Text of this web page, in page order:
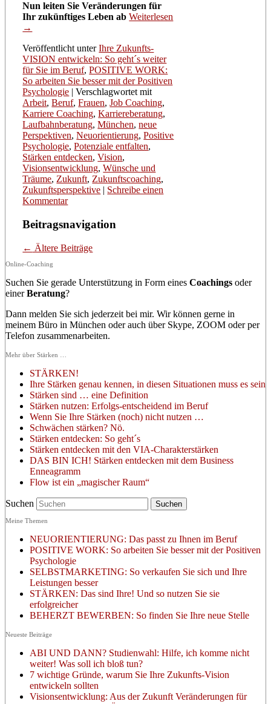
Nun leiten Sie Veränderungen für
Ihr zukünftiges Leben ab Weiterlesen
→
Veröffentlicht unter Ihre Zukunfts-
VISION entwickeln: So geht´s weiter
für Sie im Beruf,POSITIVE WORK:
So arbeiten Sie besser mit der Positiven
Psychologie |Verschlagwortet mit
Arbeit,Beruf,Frauen,Job Coaching,
Karriere Coaching,Karriereberatung,
Laufbahnberatung,München,neue
Perspektiven,Neuorientierung,Positive
Psychologie,Potenziale entfalten,
Stärken entdecken,Vision,
Visionsentwicklung,Wünsche und
Träume, Zukunft, Zukunftscoaching,
Zukunftsperspektive | Schreibe einen
Kommentar
Beitragsnavigation
← Ältere Beiträge
Online-Coaching
Suchen Sie gerade Unterstützung in Form eines Coachings oder
einerBeratung?
Dann melden Sie sich jederzeit bei mir. Wir können gerne in
meinem Büro in München oder auch über Skype, ZOOM oder per
Telefon zusammenarbeiten.
Mehr über Stärken …
STÄRKEN!
Ihre Stärken genau kennen, in diesen Situationen muss es sein
Stärken sind … eine Definition
Stärken nutzen: Erfolgs-entscheidend im Beruf
Wenn Sie Ihre Stärken (noch) nicht nutzen …
Schwächen stärken? Nö.
Stärken entdecken: So geht´s
Stärken entdecken mit den VIA-Charakterstärken
DAS BIN ICH! Stärken entdecken mit dem Business
Enneagramm
Flow ist ein „magischer Raum“
Suchen
Meine Themen
NEUORIENTIERUNG: Das passt zu Ihnen im Beruf
POSITIVE WORK: So arbeiten Sie besser mit der Positiven
Psychologie
SELBSTMARKETING: So verkaufen Sie sich und Ihre
Leistungen besser
STÄRKEN: Das sind Ihre! Und so nutzen Sie sie
erfolgreicher
BEHERZT BEWERBEN: So finden Sie Ihre neue Stelle
Neueste Beiträge
ABI UND DANN? Studienwahl: Hilfe, ich komme nicht
weiter! Was soll ich bloß tun?
7 wichtige Gründe, warum Sie Ihre Zukunfts-Vision
entwickeln sollten
Visionsentwicklung: Aus der Zukunft Veränderungen für